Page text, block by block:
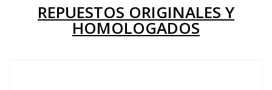
REPUESTOS ORIGINALES Y
HOMOLOGADOS